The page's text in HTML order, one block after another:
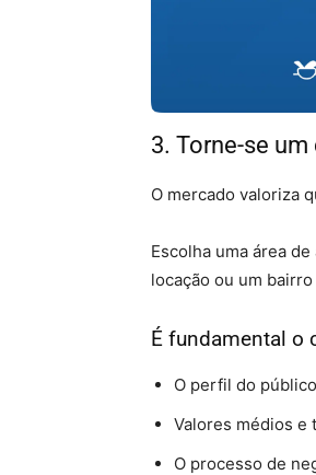
3. Torne-se
O mercado valoriza
Escolha uma área
locação ou um
É fundamental o
O perfil do
Valores médios e
O processo de